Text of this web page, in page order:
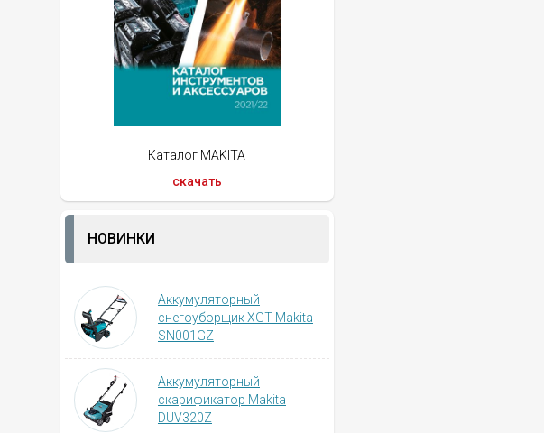
Каталог MAKITA
скачать
НОВИНКИ
Аккумуляторный
снегоуборщик XGT Makita
SN001GZ
Аккумуляторный
скарификатор Makita
DUV320Z